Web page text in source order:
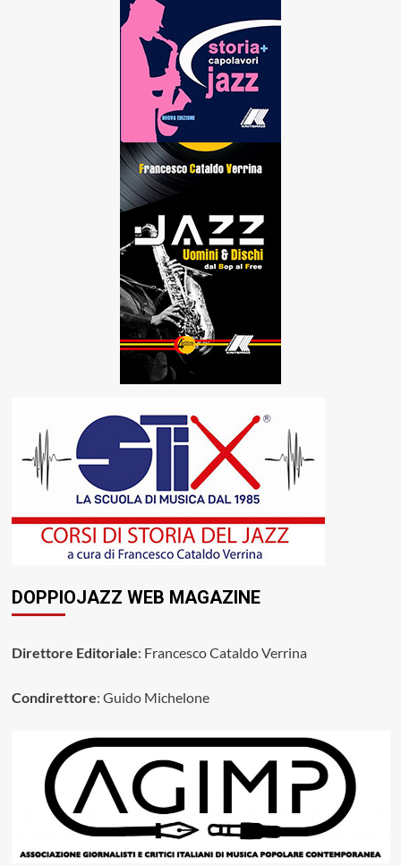
DOPPIOJAZZ WEB MAGAZINE
Direttore Editoriale: Francesco Cataldo Verrina
Condirettore: Guido Michelone